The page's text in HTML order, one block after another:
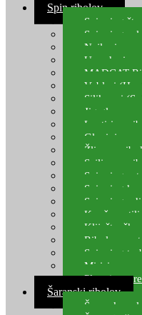
Spin ribolov
Spinning
Spinning
Najloni za
Upredenice
MADCAT
Vobleri
Silikonci
Jig glave za
Leptiri za
Glavinjare
Žlice za
Sajlice za
Spinning
Spinning
Spinning
Kopče,
Kliješta,
Ribolov
Spinning
Mirisi za
Plovci za
Šaranski ribolov
Šaranske role